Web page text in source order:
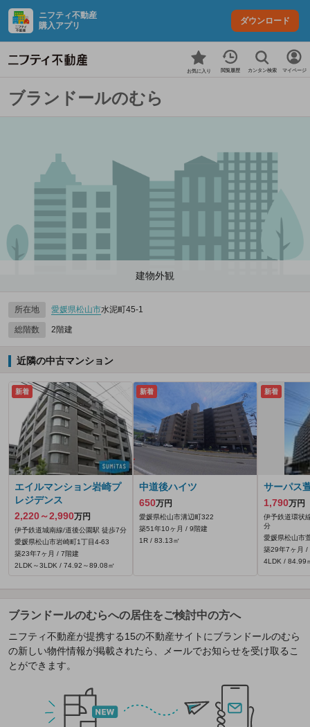
ニフティ不動産
購入アプリ
ダウンロード
お気に入り 閲覧履歴 カンタン検索 マイページ
ブランドールのむら
建物外観
所在地 愛媛県松山市水泥町45‐1
総階数 2階建
近隣の中古マンション
新着
エイルマンション岩崎プ
レジデンス
2,220～2,990万円
伊予鉄道城南線/道後公園駅 徒歩7分
愛媛県松山市岩崎町1丁目4-63
築23年7ヶ月 / 7階建
2LDK～3LDK / 74.92～89.08㎡
新着
中道後ハイツ
650万円
愛媛県松山市溝辺町322
築51年10ヶ月 / 9階建
1R / 83.13㎡
新着
サーパス
1,790万円
伊予鉄道環状
分
愛媛県松山市
築29年7ヶ月 /
4LDK / 84.99
ブランドールのむらへの居住をご検討中の方へ
ニフティ不動産が提携する15の不動産サイトにブランドールのむら
の新しい物件情報が掲載されたら、メールでお知らせを受け取るこ
とができます。